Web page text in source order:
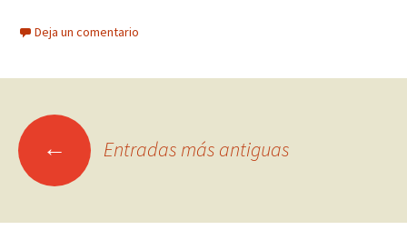
Deja un comentario
Ir ← Entradas más antiguas